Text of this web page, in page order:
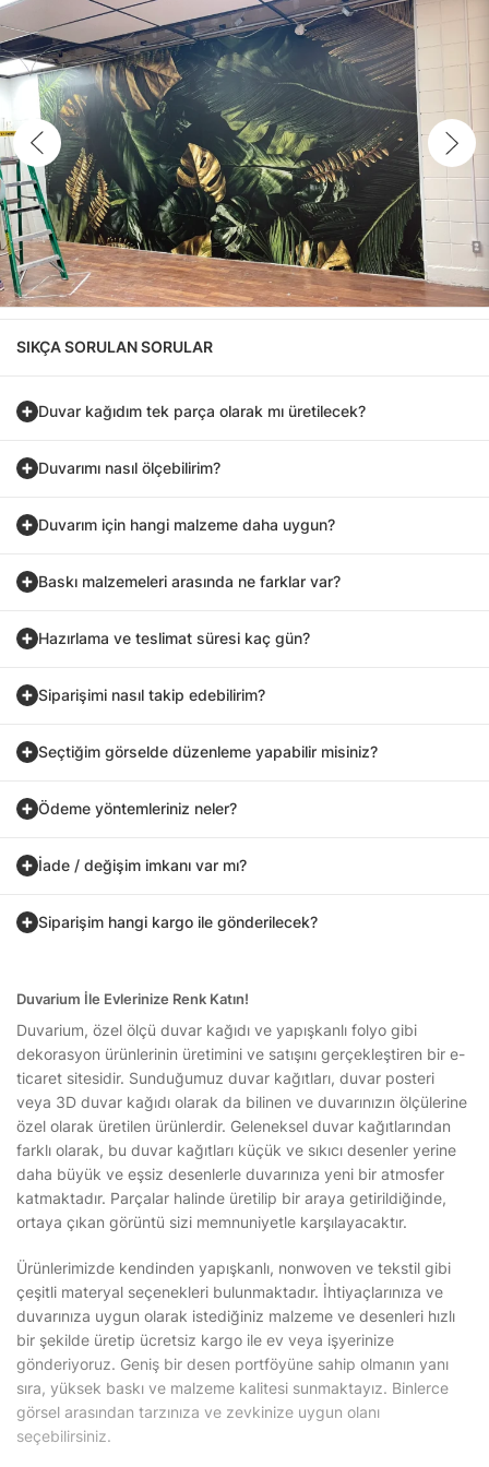
SIKÇA SORULAN SORULAR
Duvar kağıdım tek parça olarak mı üretilecek?
Duvarımı nasıl ölçebilirim?
Duvarım için hangi malzeme daha uygun?
Baskı malzemeleri arasında ne farklar var?
Hazırlama ve teslimat süresi kaç gün?
Siparişimi nasıl takip edebilirim?
Seçtiğim görselde düzenleme yapabilir misiniz?
Ödeme yöntemleriniz neler?
İade / değişim imkanı var mı?
Siparişim hangi kargo ile gönderilecek?
Duvarium İle Evlerinize Renk Katın!
Duvarium, özel ölçü duvar kağıdı ve yapışkanlı folyo gibi
dekorasyon ürünlerinin üretimini ve satışını gerçekleştiren bir e-
ticaret sitesidir. Sunduğumuz duvar kağıtları, duvar posteri
veya 3D duvar kağıdı olarak da bilinen ve duvarınızın ölçülerine
özel olarak üretilen ürünlerdir. Geleneksel duvar kağıtlarından
farklı olarak, bu duvar kağıtları küçük ve sıkıcı desenler yerine
daha büyük ve eşsiz desenlerle duvarınıza yeni bir atmosfer
katmaktadır. Parçalar halinde üretilip bir araya getirildiğinde,
ortaya çıkan görüntü sizi memnuniyetle karşılayacaktır.
Ürünlerimizde kendinden yapışkanlı, nonwoven ve tekstil gibi
çeşitli materyal seçenekleri bulunmaktadır. İhtiyaçlarınıza ve
duvarınıza uygun olarak istediğiniz malzeme ve desenleri hızlı
bir şekilde üretip ücretsiz kargo ile ev veya işyerinize
gönderiyoruz. Geniş bir desen portföyüne sahip olmanın yanı
sıra, yüksek baskı ve malzeme kalitesi sunmaktayız. Binlerce
görsel arasından tarzınıza ve zevkinize uygun olanı
seçebilirsiniz.